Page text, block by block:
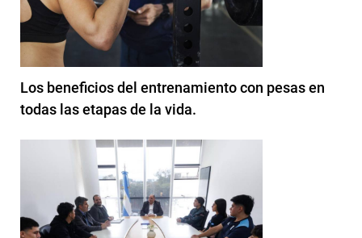
Los beneficios del entrenamiento con pesas en
todas las etapas de la vida.